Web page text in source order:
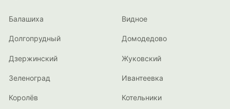
Балашиха Видное
Долгопрудный Домодедово
Дзержинский Жуковский
Зеленоград Ивантеевка
Королёв Котельники